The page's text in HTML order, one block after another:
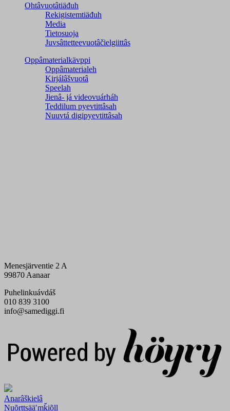
Ohtâvuotâtiäđuh
Rekigistemtiäđuh
Media
Tietosuoja
Juvsâttetteevuotâčielgiittâs
Oppâmaterialkävppi
Oppâmaterialeh
Kirjálâšvuotâ
Speelah
Jienâ- já videovuárháh
Teddilum pyevtittâsah
Nuuvtá digipyevtittâsah
Menesjärventie 2 A
99870 Aanaar
Puhelinkuávdáš
010 839 3100
info@samediggi.fi
Anarâškielâ
Nuõrttsääʹmǩiõll